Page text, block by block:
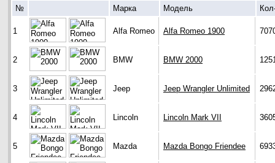
№ Марка Модель
1 Alfa Romeo Alfa Romeo 1900
2 BMW BMW 2000
3 Jeep Jeep Wrangler Unlimited
4 Lincoln Lincoln Mark VII
5 Mazda Mazda Bongo Friendee